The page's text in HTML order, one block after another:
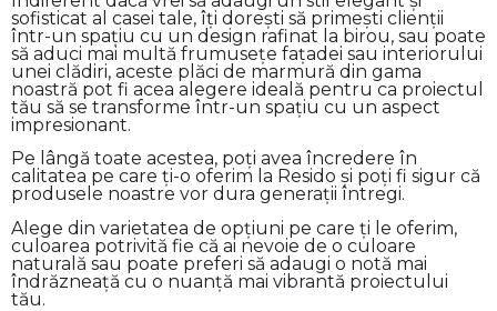
sofisticat al casei tale, îți dorești să primești clienții
într-un spațiu cu un design rafinat la birou, sau poate
să aduci mai multă frumusețe fațadei sau interiorului
unei clădiri, aceste plăci de marmură din gama
noastră pot fi acea alegere ideală pentru ca proiectul
tău să se transforme într-un spațiu cu un aspect
impresionant.
Pe lângă toate acestea, poți avea încredere în
calitatea pe care ți-o oferim la Resido și poți fi sigur că
produsele noastre vor dura generații întregi.
Alege din varietatea de opțiuni pe care ți le oferim,
culoarea potrivită fie că ai nevoie de o culoare
naturală sau poate preferi să adaugi o notă mai
îndrăzneață cu o nuanță mai vibrantă proiectului
tău.